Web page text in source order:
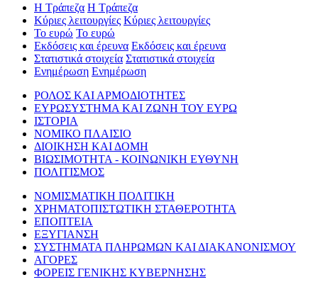
Η Τράπεζα Η Τράπεζα
Κύριες λειτουργίες Κύριες λειτουργίες
Το ευρώ Το ευρώ
Εκδόσεις και έρευνα Εκδόσεις και έρευνα
Στατιστικά στοιχεία Στατιστικά στοιχεία
Ενημέρωση Ενημέρωση
ΡΟΛΟΣ ΚΑΙ ΑΡΜΟΔΙΟΤΗΤΕΣ
ΕΥΡΩΣΥΣΤΗΜΑ ΚΑΙ ΖΩΝΗ ΤΟΥ ΕΥΡΩ
ΙΣΤΟΡΙΑ
ΝΟΜΙΚΟ ΠΛΑΙΣΙΟ
ΔΙΟΙΚΗΣΗ ΚΑΙ ΔΟΜΗ
ΒΙΩΣΙΜΟΤΗΤΑ - ΚΟΙΝΩΝΙΚΗ ΕΥΘΥΝΗ
ΠΟΛΙΤΙΣΜΟΣ
ΝΟΜΙΣΜΑΤΙΚΗ ΠΟΛΙΤΙΚΗ
ΧΡΗΜΑΤΟΠΙΣΤΩΤΙΚΗ ΣΤΑΘΕΡΟΤΗΤΑ
ΕΠΟΠΤΕΙΑ
ΕΞΥΓΙΑΝΣΗ
ΣΥΣΤΗΜΑΤΑ ΠΛΗΡΩΜΩΝ ΚΑΙ ΔΙΑΚΑΝΟΝΙΣΜΟΥ
ΑΓΟΡΕΣ
ΦΟΡΕΙΣ ΓΕΝΙΚΗΣ ΚΥΒΕΡΝΗΣΗΣ